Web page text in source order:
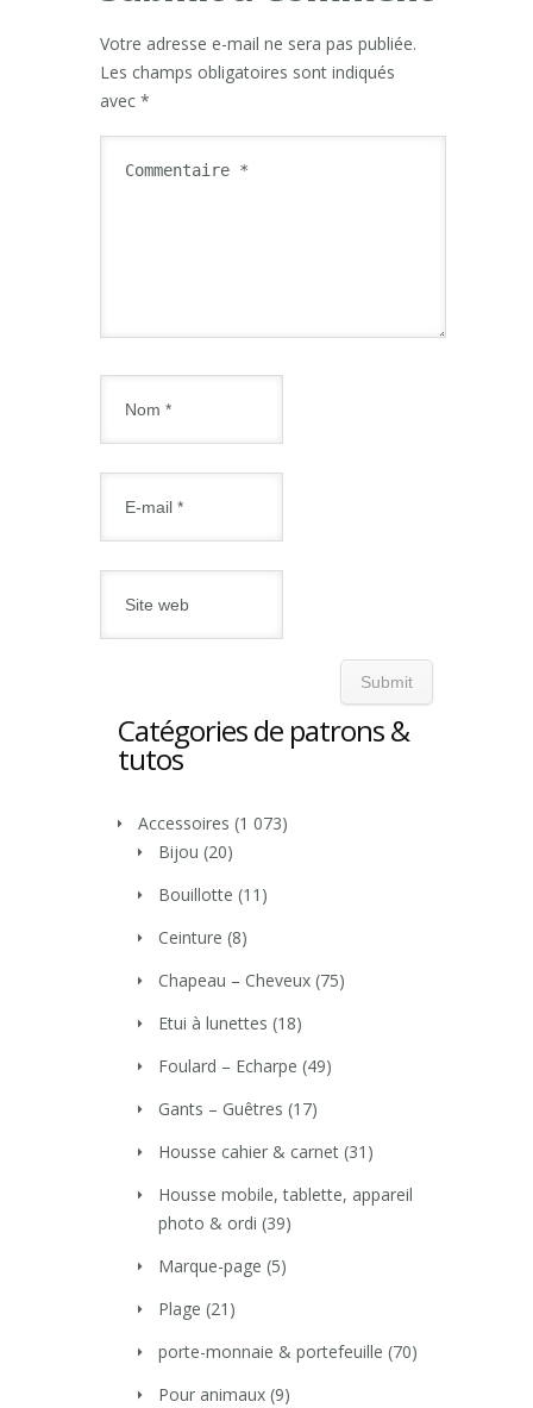
Votre adresse e-mail ne sera pas publiée.
Les champs obligatoires sont indiqués
avec *
Catégories de patrons &
tutos
Accessoires (1 073)
Bijou (20)
Bouillotte (11)
Ceinture (8)
Chapeau – Cheveux (75)
Etui à lunettes (18)
Foulard – Echarpe (49)
Gants – Guêtres (17)
Housse cahier & carnet (31)
Housse mobile, tablette, appareil
photo & ordi (39)
Marque-page (5)
Plage (21)
porte-monnaie & portefeuille (70)
Pour animaux (9)